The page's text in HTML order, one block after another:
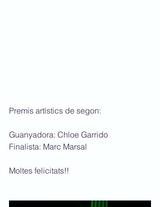
Premis artístics de segon:
Guanyadora: Chloe Garrido
Finalista: Marc Marsal
Moltes felicitats!!